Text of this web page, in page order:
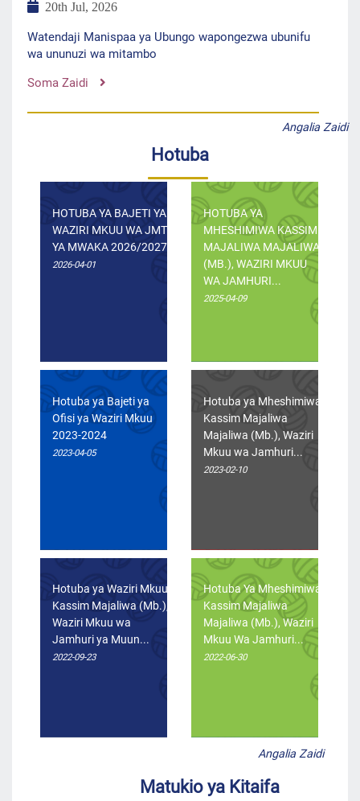
20th Jul, 2026
Watendaji Manispaa ya Ubungo wapongezwa ubunifu
wa ununuzi wa mitambo
Soma Zaidi
Angalia Zaidi
Hotuba
HOTUBA YA BAJETI YA
WAZIRI MKUU WA JMT
YA MWAKA 2026/2027
2026-04-01
HOTUBA YA
MHESHIMIWA KASSIM
MAJALIWA MAJALIWA
(MB.), WAZIRI MKUU
WA JAMHURI...
2025-04-09
Hotuba ya Bajeti ya
Ofisi ya Waziri Mkuu
2023-2024
2023-04-05
Hotuba ya Mheshimiwa
Kassim Majaliwa
Majaliwa (Mb.), Waziri
Mkuu wa Jamhuri...
2023-02-10
Hotuba ya Waziri Mkuu
Kassim Majaliwa (Mb.),
Waziri Mkuu wa
Jamhuri ya Muun...
2022-09-23
Hotuba Ya Mheshimiwa
Kassim Majaliwa
Majaliwa (Mb.), Waziri
Mkuu Wa Jamhuri...
2022-06-30
Angalia Zaidi
Matukio ya Kitaifa